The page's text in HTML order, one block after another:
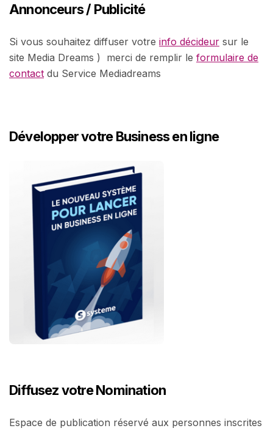
Annonceurs / Publicité
Si vous souhaitez diffuser votre info décideur sur le
site Media Dreams ) merci de remplir le formulaire de
contact du Service Mediadreams
Développer votre Business en ligne
Diffusez votre Nomination
Espace de publication réservé aux personnes inscrites